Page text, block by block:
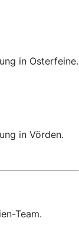
in Osterfeine.
in Vörden.
Team.